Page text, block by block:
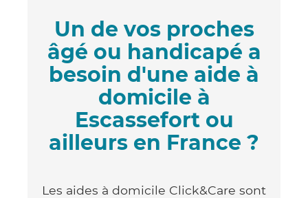
Un de vos proches
âgé ou handicapé a
besoin d'une aide à
domicile à
Escassefort ou
ailleurs en France ?
Les aides à domicile Click&Care sont